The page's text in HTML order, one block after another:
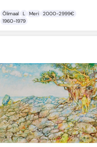
Õlimaal L Meri
2000-2999€
1960-1979